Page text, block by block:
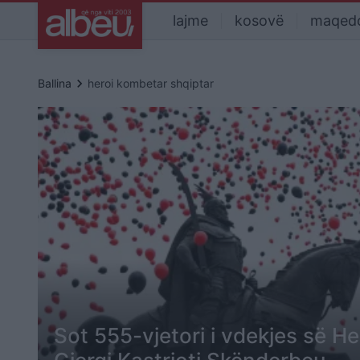
lajme kosovë
Ballina keyboard_arrow_right heroi kombetar shqiptar
Sot 555-vjetori i vdekjes së